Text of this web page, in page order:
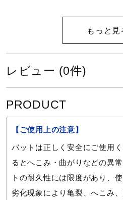
セール
その他
バットのバラ
ランス（ロン
サイズ
長さ／80cm
最大径／平均Φ69mm
25：ヒスイ
素材
レビュー (0件)
PRODUCT
【ご使用上の注意】
バットは正しく安全にご使用
るとへこみ・曲がりなどの異
トの耐久性には限度があり、
劣化現象により亀裂、へこみ